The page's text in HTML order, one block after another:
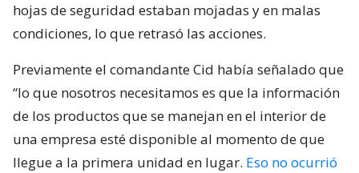
hojas de seguridad estaban mojadas y en malas
condiciones, lo que retrasó las acciones.
Previamente el comandante Cid había señalado que
“lo que nosotros necesitamos es que la información
de los productos que se manejan en el interior de
una empresa esté disponible al momento de que
llegue a la primera unidad en lugar. Eso no ocurrió